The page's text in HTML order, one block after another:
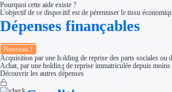
Ouvrage
Territoires
Régions de A à H
Aides Région
Aides Région
Aides Région
Pourquoi cette aide existe ?
L'objectif de ce dispositif est de pérenniser le tissu
Dépenses finançables
Nouveau !
Acquisition par une holding de reprise des parts sociales ou
Achat, par une holding de reprise immatriculée depuis
Découvrir les autres dépenses